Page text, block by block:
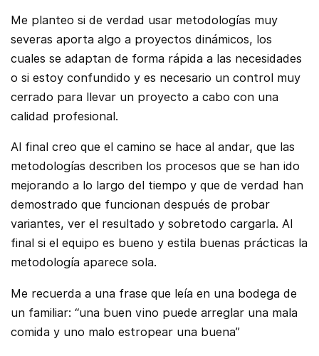
Me planteo si de verdad usar metodologías muy
severas aporta algo a proyectos dinámicos, los
cuales se adaptan de forma rápida a las necesidades
o si estoy confundido y es necesario un control muy
cerrado para llevar un proyecto a cabo con una
calidad profesional.
Al final creo que el camino se hace al andar, que las
metodologías describen los procesos que se han ido
mejorando a lo largo del tiempo y que de verdad han
demostrado que funcionan después de probar
variantes, ver el resultado y sobretodo cargarla. Al
final si el equipo es bueno y estila buenas prácticas la
metodología aparece sola.
Me recuerda a una frase que leía en una bodega de
un familiar: “una buen vino puede arreglar una mala
comida y uno malo estropear una buena”